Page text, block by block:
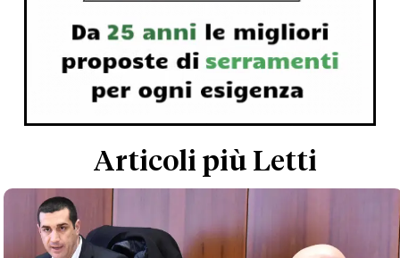
Articoli più Letti